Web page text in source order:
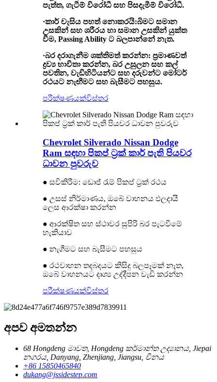
පැත්ත, ගැටීම් විරෝධී සහ පිසදැමීම් විරෝධී.
·කාර් චැසිය පහත් නොකරයි:බිමට සමාන
උසකින් සහ ශරීරය හා සමාන උසකින් යුක්ත
වීම, Passing Ability ට බලපාන්නේ නැත.
·බර දරාගැනීම ශක්තිමත් කරන්න: ප්‍රමාණවත්
ද්‍රව්‍ය භාවිතා කරන්න, බර උසුලන සහ කල්
පවතින, වැඩිහිටියන්ට සහ දරුවන්ට මෝටර්
රථයට නැඟීමට සහ බැසීමට පහසුය.
පරීක්ෂණයක්විස්තර
Chevrolet Silverado Nissan Dodge
Ram සඳහා පිකප් ට්‍රක් කාර් පැති පියවර
ධාවන පුවරුව
● සවිකිරීම: ඩොජ් රැම් පිකප් ට්‍රක් රථය
● උසස් නිර්මාණය, ඔබේ වාහනය ඵලදායී
ලෙස ආරක්ෂා කරන්න
● ආරක්ෂිත සහ ස්ථාවර සුපිරි බර පැටවීමේ
හැකියාව
● නැගීමට සහ බැසීමට පහසුය
● රථවාහන තදබදයට කිසිදු බලපෑමක් නැත,
ඔබේ වාහනයට දෘශ්‍ය උද්දීපන වැඩි කරන්න
පරීක්ෂණයක්විස්තර
අපව අමතන්න
68 Hongdeng මාවත, Hongdeng කර්මාන්ත උද්‍යානය, Jiepai
නගරය, Danyang, Zhenjiang, Jiangsu, චීනය
+86 15850465840
dukang@jssidestep.com